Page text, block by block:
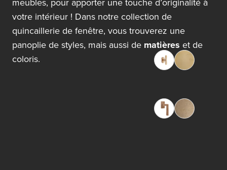
meubles, pour apporter une touche d’originalité à
votre intérieur ! Dans notre collection de
quincaillerie de fenêtre, vous trouverez une
panoplie de styles, mais aussi de matières et de
coloris.